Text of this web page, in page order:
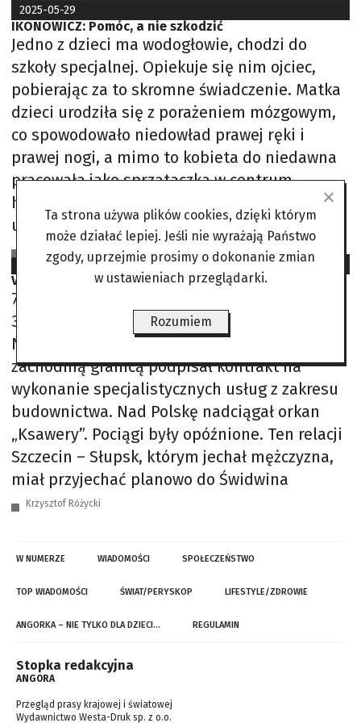
2025-05-29
IKONOWICZ: Pomóc, a nie szkodzić
Jedno z dzieci ma wodogłowie, chodzi do
szkoły specjalnej. Opiekuje się nim ojciec,
pobierając za to skromne świadczenie. Matka
dzieci urodziła się z porażeniem mózgowym,
co spowodowało niedowład prawej ręki i
prawej nogi, a mimo to kobieta do niedawna
pracowała jako sprzątaczka w centrum
handlowym. Dziadek, chcąc pomóc rodzinie,
udał się na Wiatraczną, do Ośrodka
Piotr Ikonowicz
2025-05-07
Volkswagen, nie mercedes. „Dał sobie radę w życiu”
7 grudnia 2013 r. pan Marcin, mający wówczas
31 lat, wracał z podróży służbowej z Niemiec.
Niedawno założył firmę budowlaną i za naszą
zachodnią granicą podpisał kontrakt na
wykonanie specjalistycznych usług z zakresu
budownictwa. Nad Polskę nadciągał orkan
„Ksawery”. Pociągi były opóźnione. Ten relacji
Szczecin – Słupsk, którym jechał mężczyzna,
miał przyjechać planowo do Świdwina
Krzysztof Różycki
W NUMERZE WIADOMOŚCI SPOŁECZEŃSTWO
TOP WIADOMOŚCI ŚWIAT/PERYSKOP LIFESTYLE/ZDROWIE
ANGORKA – NIE TYLKO DLA DZIECI… REGULAMIN
Stopka redakcyjna
ANGORA
Przegląd prasy krajowej i światowej
Wydawnictwo Westa-Druk sp. z o.o.
Ta strona używa plików cookies, dzięki którym
może działać lepiej. Jeśli nie wyrażają Państwo
zgody, uprzejmie prosimy o dokonanie zmian
w ustawieniach przeglądarki.
Rozumiem